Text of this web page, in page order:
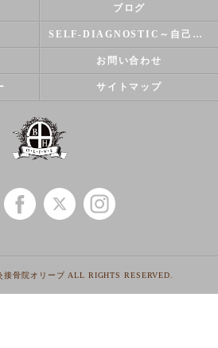
ブログ
SELF-DIAGNOSTIC～自己診断～
お問い合わせ
サイトマップ
接骨院オリーブ ALL RIGHTS RESERVED.